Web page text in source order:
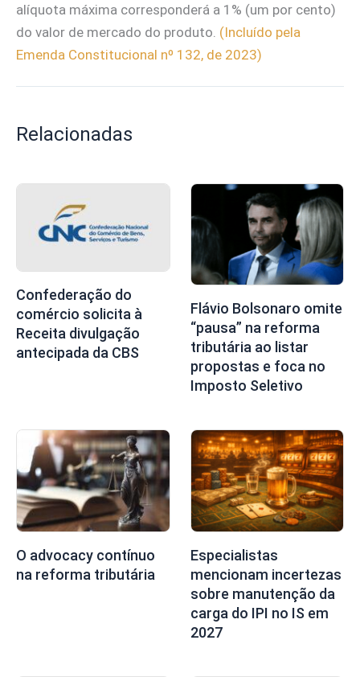
alíquota máxima corresponderá a 1% (um por cento)
do valor de mercado do produto. (Incluído pela
Emenda Constitucional nº 132, de 2023)
Relacionadas
Confederação do
comércio solicita à
Receita divulgação
antecipada da CBS
Flávio Bolsonaro omite
“pausa” na reforma
tributária ao listar
propostas e foca no
Imposto Seletivo
O advocacy contínuo
na reforma tributária
Especialistas
mencionam incertezas
sobre manutenção da
carga do IPI no IS em
2027